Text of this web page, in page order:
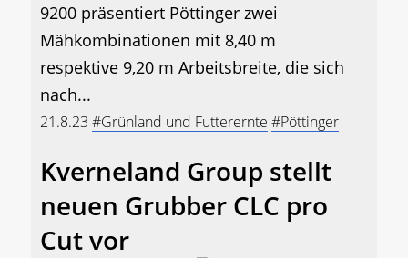
9200 präsentiert Pöttinger zwei
Mähkombinationen mit 8,40 m
respektive 9,20 m Arbeitsbreite, die sich
nach...
21.8.23 #Grünland und Futterernte #Pöttinger
Kverneland Group stellt
neuen Grubber CLC pro
Cut vor